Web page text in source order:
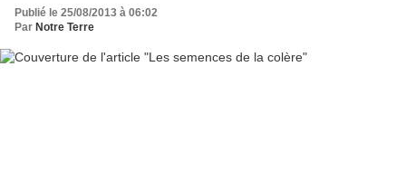
Publié le 25/08/2013 à 06:02
Par Notre Terre